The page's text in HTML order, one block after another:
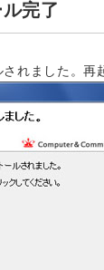
完了
れました。再